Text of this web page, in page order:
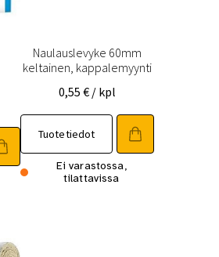
Naulauslevyke 60mm
keltainen, kappalemyynti
0,55€ / kpl
Tuotetiedot
Ei varastossa,
tilattavissa